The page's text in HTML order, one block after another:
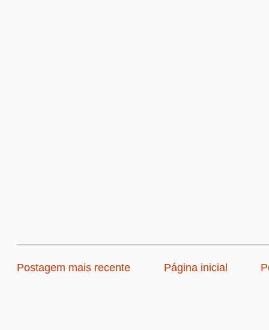
Postagem mais recente Página inicial